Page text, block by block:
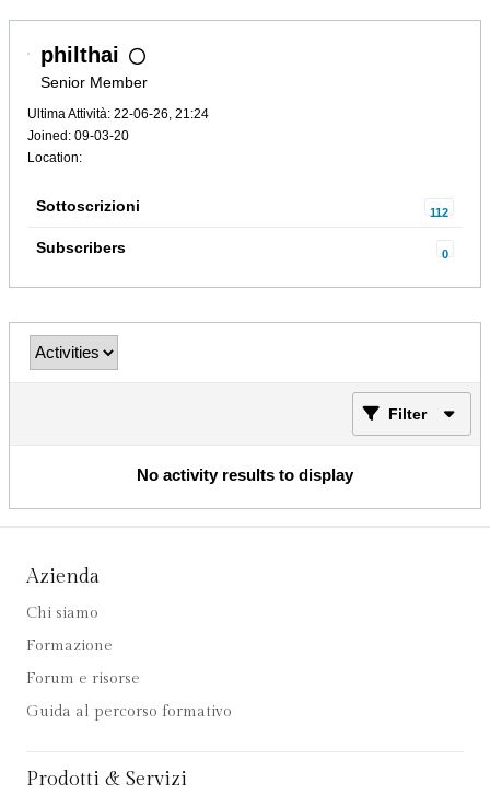
philthai
Senior Member
Ultima Attività: 22-06-26, 21:24
Joined: 09-03-20
Location:
Sottoscrizioni 112
Subscribers 0
Filter
No activity results to display
Azienda
Chi siamo
Formazione
Forum e risorse
Guida al percorso formativo
Prodotti & Servizi